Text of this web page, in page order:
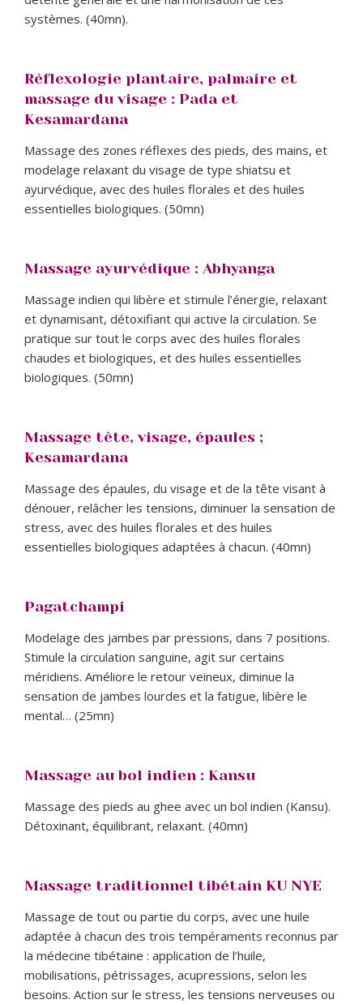
systèmes. (40mn).
Réflexologie plantaire, palmaire et
massage du visage : Pada et
Kesamardana
Massage des zones réflexes des pieds, des mains, et
modelage relaxant du visage de type shiatsu et
ayurvédique, avec des huiles florales et des huiles
essentielles biologiques. (50mn)
Massage ayurvédique : Abhyanga
Massage indien qui libère et stimule l’énergie, relaxant
et dynamisant, détoxifiant qui active la circulation. Se
pratique sur tout le corps avec des huiles florales
chaudes et biologiques, et des huiles essentielles
biologiques. (50mn)
Massage tête, visage, épaules ;
Kesamardana
Massage des épaules, du visage et de la tête visant à
dénouer, relâcher les tensions, diminuer la sensation de
stress, avec des huiles florales et des huiles
essentielles biologiques adaptées à chacun. (40mn)
Pagatchampi
Modelage des jambes par pressions, dans 7 positions.
Stimule la circulation sanguine, agit sur certains
méridiens. Améliore le retour veineux, diminue la
sensation de jambes lourdes et la fatigue, libère le
mental… (25mn)
Massage au bol indien : Kansu
Massage des pieds au ghee avec un bol indien (Kansu).
Détoxinant, équilibrant, relaxant. (40mn)
Massage traditionnel tibétain KU NYE
Massage de tout ou partie du corps, avec une huile
adaptée à chacun des trois tempéraments reconnus par
la médecine tibétaine : application de l’huile,
mobilisations, pétrissages, acupressions, selon les
besoins. Action sur le stress, les tensions nerveuses ou